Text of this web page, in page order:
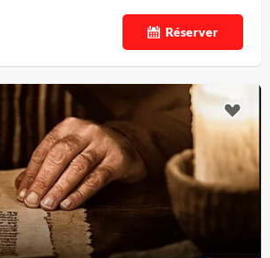
Réserver